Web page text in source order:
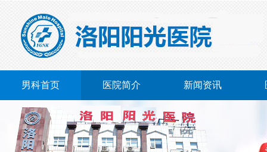
男科首页 医院简介 新闻资讯